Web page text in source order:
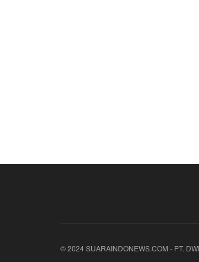
© 2024 SUARAINDONEWS.COM - PT.